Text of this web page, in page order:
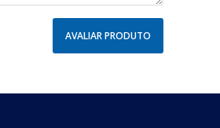
AVALIAR PRODUTO